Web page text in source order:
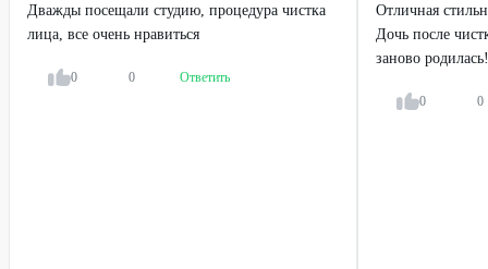
Дважды посещали студию, процедура чистка
лица, все очень нравиться
0 0 Ответить
Отличная
Дочь после
заново родилась!
0 0